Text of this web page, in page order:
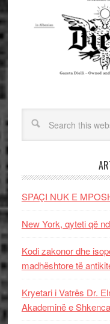
SPAÇI NUK E
New York, qyteti që
Kodi zakonor dhe
madhështore të
Kryetari i Vatrës Dr.
Akademinë e